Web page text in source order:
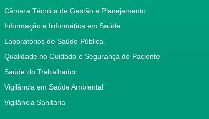
Câmara Técnica de Gestão e Planejamento
Informação e Informática em Saúde
Laboratórios de Saúde Pública
Qualidade no Cuidado e Segurança do Paciente
Saúde do Trabalhador
Vigilância em Saúde Ambiental
Vigilância Sanitária